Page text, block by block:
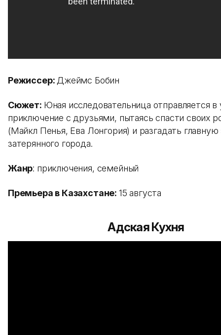
Режиссер: Джеймс Бобин
Сюжет: Юная исследовательница отправляется в
приключение с друзьями, пытаясь спасти своих
(Майкл Пенья, Ева Лонгория) и разгадать главную
затерянного города.
Жанр: приключения, семейный
Премьера в Казахстане: 15 августа
Адская Кухня